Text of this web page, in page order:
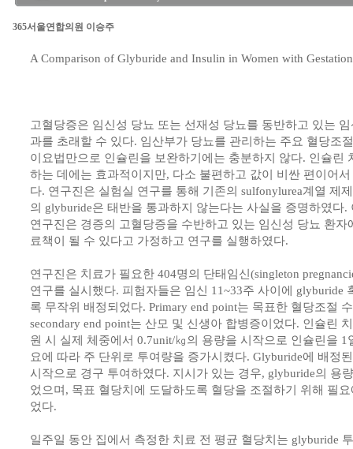
365서울연합의원 이승주
A Comparison of Glyburide and Insulin in Women with
고혈당증은 임신성 당뇨 또는 선재성 당뇨를 동반하고 있는
과를 초래할 수 있다. 임산부가 당뇨를 관리하는 주요 혈당조
이요법만으로 인슐린을 보완하기에는 충분하지 않다. 인슐린
하는 데에는 효과적이지만, 다소 불편하고 값이 비싼 편이어
다. 연구진은 실험실 연구를 통해 기존의 sulfonylurea계열 제
의 glyburide은 태반을 통과하지 않는다는 사실을 증명하였다.
연구진은 경증의 고혈당증을 수반하고 있는 임신성 당뇨 환자
료책이 될 수 있다고 가정하고 연구를 실행하였다.
연구진은 치료가 필요한 404명의 단태임신(singleton
연구를 실시했다. 피험자들은 임신 11~33주 사이에 glyburide
록 무작위 배정되었다. Primary end point는 목표한 혈당조절
secondary end point는 산모 및 신생아 합병증이었다. 인슐린
원 시 실제 체중에서 0.7unit/㎏의 용량을 시작으로 인슐린을
요에 따라 주 단위로 투여량을 증가시켰다. Glyburide에 배정
시작으로 경구 투여하였다. 지시가 있는 경우, glyburide의 용
었으며, 목표 혈당치에 도달하도록 혈당을 조절하기 위해 필
었다.
일주일 동안 집에서 측정한 치료 전 평균 혈당치는 glyburide